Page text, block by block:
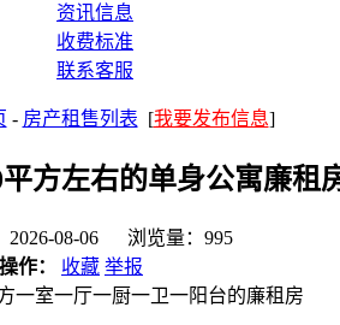
资讯信息
收费标准
联系客服
- 房产租售列表 [我要发布信息]
方左右的单身公寓廉租
2026-08-06 浏览量：995
操作：
收藏 举报
一室一厅一厨一卫一阳台的廉租房